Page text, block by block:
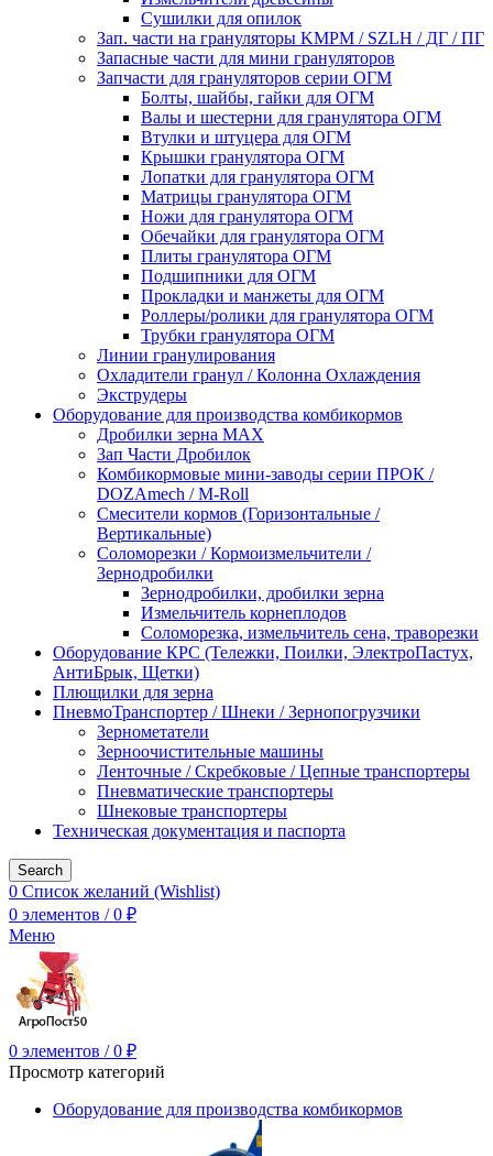
Сушилки для опилок
Зап. части на грануляторы KMPM / SZLH / ДГ / ПГ
Запасные части для мини грануляторов
Запчасти для грануляторов серии ОГМ
Болты, шайбы, гайки для ОГМ
Валы и шестерни для гранулятора ОГМ
Втулки и штуцера для ОГМ
Крышки гранулятора ОГМ
Лопатки для гранулятора ОГМ
Матрицы гранулятора ОГМ
Ножи для гранулятора ОГМ
Обечайки для гранулятора ОГМ
Плиты гранулятора ОГМ
Подшипники для ОГМ
Прокладки и манжеты для ОГМ
Роллеры/ролики для гранулятора ОГМ
Трубки гранулятора ОГМ
Линии гранулирования
Охладители гранул / Колонна Охлаждения
Экструдеры
Оборудование для производства комбикормов
Дробилки зерна МАХ
Зап Части Дробилок
Комбикормовые мини-заводы серии ПРОК /
DOZAmech / M-Roll
Смесители кормов (Горизонтальные /
Вертикальные)
Соломорезки / Кормоизмельчители /
Зернодробилки
Зернодробилки, дробилки зерна
Измельчитель корнеплодов
Соломорезка, измельчитель сена, траворезки
Оборудование КРС (Тележки, Поилки, ЭлектроПастух,
АнтиБрык, Щетки)
Плющилки для зерна
ПневмоТранспортер / Шнеки / Зернопогрузчики
Зернометатели
Зерноочистительные машины
Ленточные / Скребковые / Цепные транспортеры
Пневматические транспортеры
Шнековые транспортеры
Техническая документация и паспорта
Search
0 Список желаний (Wishlist)
0 элементов / 0 ₽
Меню
0 элементов / 0 ₽
Просмотр категорий
Оборудование для производства комбикормов